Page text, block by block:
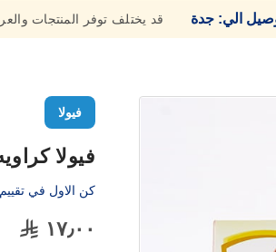
الي: جدة قد يختلف توفر المنتجات
فيولا
فيولا كراويه 24
كن الاول في تقييم
١٧٫٠٠